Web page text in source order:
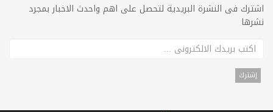
اشترك فى النشرة البريدية لتحصل على اهم واحدث الاخبار بمجرد
نشرها